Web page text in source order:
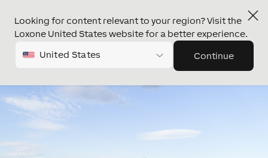
Looking for content relevant to your region? Visit the
Loxone United States website for a better experience.
United States Continue